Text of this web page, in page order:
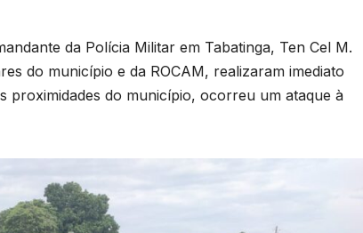
da Polícia Militar em Tabatinga, Ten Cel M.
do município e da ROCAM, realizaram imediato
proximidades do município, ocorreu um ataque à